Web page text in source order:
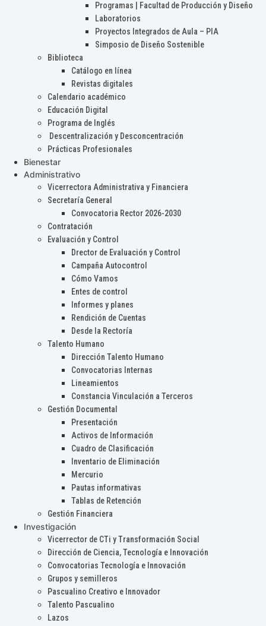
Programas | Facultad de Producción y Diseño
Laboratorios
Proyectos Integrados de Aula – PIA
Simposio de Diseño Sostenible
Biblioteca
Catálogo en línea
Revistas digitales
Calendario académico
Educación Digital
Programa de Inglés
Descentralización y Desconcentración
Prácticas Profesionales
Bienestar
Administrativo
Vicerrectora Administrativa y Financiera
Secretaría General
Convocatoria Rector 2026-2030
Contratación
Evaluación y Control
Drector de Evaluación y Control
Campaña Autocontrol
Cómo Vamos
Entes de control
Informes y planes
Rendición de Cuentas
Desde la Rectoría
Talento Humano
Dirección Talento Humano
Convocatorias Internas
Lineamientos
Constancia Vinculación a Terceros
Gestión Documental
Presentación
Activos de Información
Cuadro de Clasificación
Inventario de Eliminación
Mercurio
Pautas informativas
Tablas de Retención
Gestión Financiera
Investigación
Vicerrector de CTi y Transformación Social
Dirección de Ciencia, Tecnología e Innovación
Convocatorias Tecnología e Innovación
Grupos y semilleros
Pascualino Creativo e Innovador
Talento Pascualino
Lazos